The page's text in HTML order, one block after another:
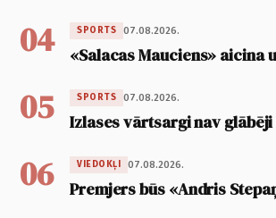
04 SPORTS 07.08.2026.
«Salacas Mauciens» aicina
05 SPORTS 07.08.2026.
Izlases vārtsargi nav
06 VIEDOKĻI 07.08.2026.
Premjers būs «Andris